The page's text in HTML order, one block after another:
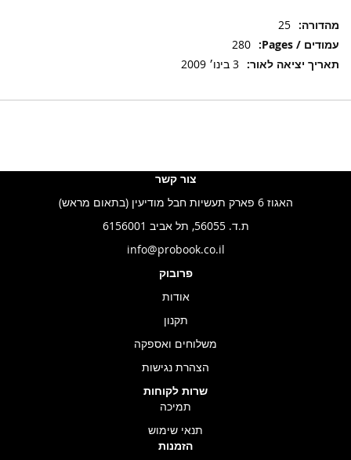
מידע
נוסף
25
280
3 בינו׳ 2009
צור קשר
האגוז 6 פארק תעשיות חבל מודיעין (בתאום מראש)
ת.ד. 56055, תל אביב 6156001
info@probook.co.il
פרובוק
אודות
תקנון
משלוחים ואספקה
הצהרת נגישות
שרות לקוחות
תמיכה
תנאי שימוש
הזמנות